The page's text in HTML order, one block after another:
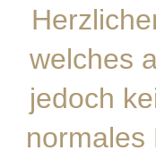
welches
jedoch
normales